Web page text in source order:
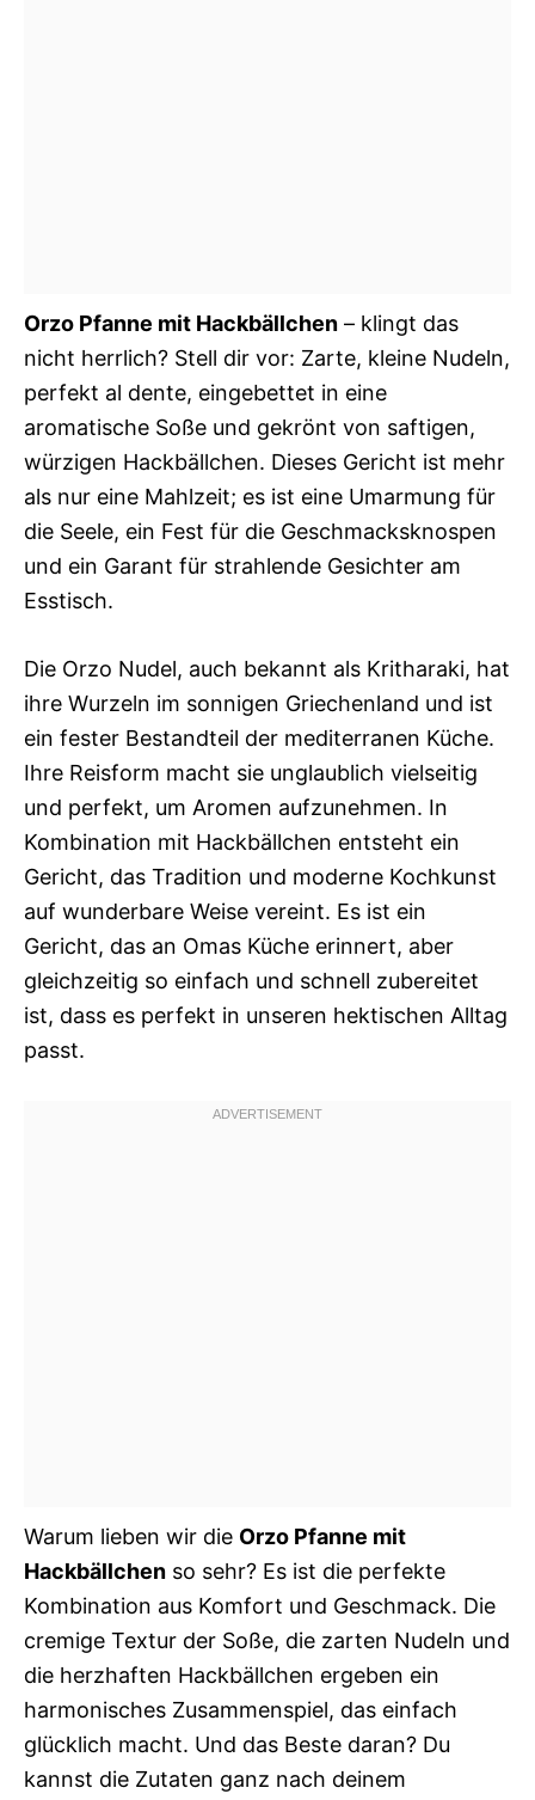
Orzo Pfanne mit Hackbällchen – klingt das
nicht herrlich? Stell dir vor: Zarte, kleine Nudeln,
perfekt al dente, eingebettet in eine
aromatische Soße und gekrönt von saftigen,
würzigen Hackbällchen. Dieses Gericht ist mehr
als nur eine Mahlzeit; es ist eine Umarmung für
die Seele, ein Fest für die Geschmacksknospen
und ein Garant für strahlende Gesichter am
Esstisch.
Die Orzo Nudel, auch bekannt als Kritharaki, hat
ihre Wurzeln im sonnigen Griechenland und ist
ein fester Bestandteil der mediterranen Küche.
Ihre Reisform macht sie unglaublich vielseitig
und perfekt, um Aromen aufzunehmen. In
Kombination mit Hackbällchen entsteht ein
Gericht, das Tradition und moderne Kochkunst
auf wunderbare Weise vereint. Es ist ein
Gericht, das an Omas Küche erinnert, aber
gleichzeitig so einfach und schnell zubereitet
ist, dass es perfekt in unseren hektischen Alltag
passt.
Warum lieben wir die Orzo Pfanne mit
Hackbällchen so sehr? Es ist die perfekte
Kombination aus Komfort und Geschmack. Die
cremige Textur der Soße, die zarten Nudeln und
die herzhaften Hackbällchen ergeben ein
harmonisches Zusammenspiel, das einfach
glücklich macht. Und das Beste daran? Du
kannst die Zutaten ganz nach deinem